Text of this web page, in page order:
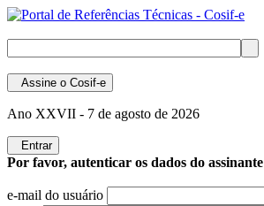
Assine o Cosif-e
Ano XXVII - 7 de agosto de 2026
Entrar
Por favor, autenticar os dados do assinante
e-mail do usuário